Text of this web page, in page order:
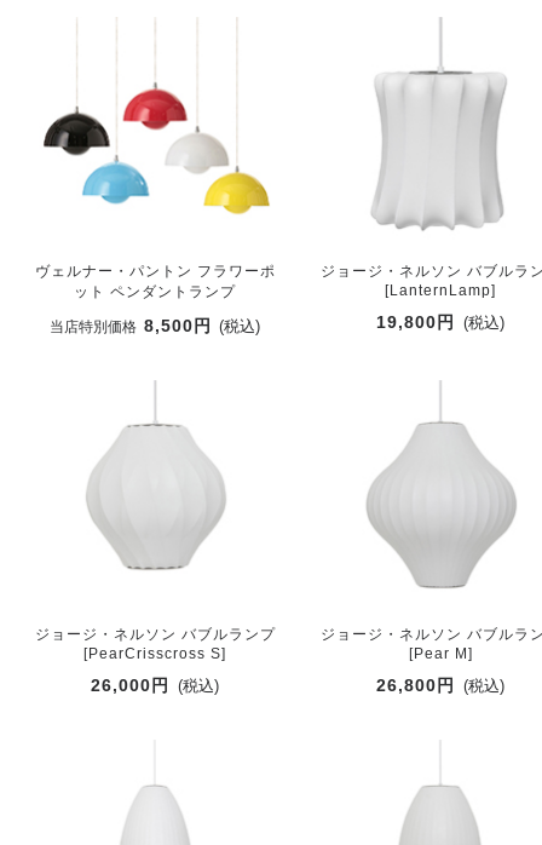
ヴェルナー・パントン フラワーポ
ット ペンダントランプ
当店特別価格 8,500円 (税込)
ジョージ・ネルソン バブルラ
[LanternLamp]
19,800円 (税込)
ジョージ・ネルソン バブルランプ
[PearCrisscross S]
26,000円 (税込)
ジョージ・ネルソン バブルラ
[Pear M]
26,800円 (税込)